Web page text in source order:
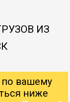
ИЗ
по вашему
ниже